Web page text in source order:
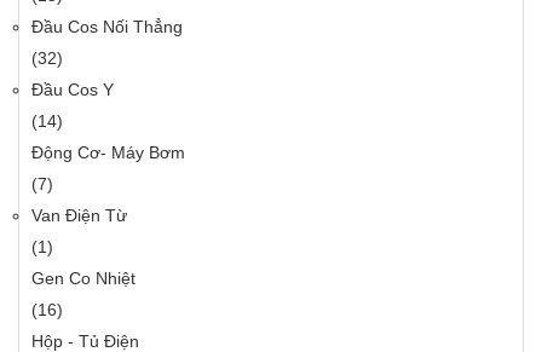
Đầu Cos Nối Thẳng
(32)
Đầu Cos Y
(14)
Động Cơ- Máy Bơm
(7)
Van Điện Từ
(1)
Gen Co Nhiệt
(16)
Hộp - Tủ Điện